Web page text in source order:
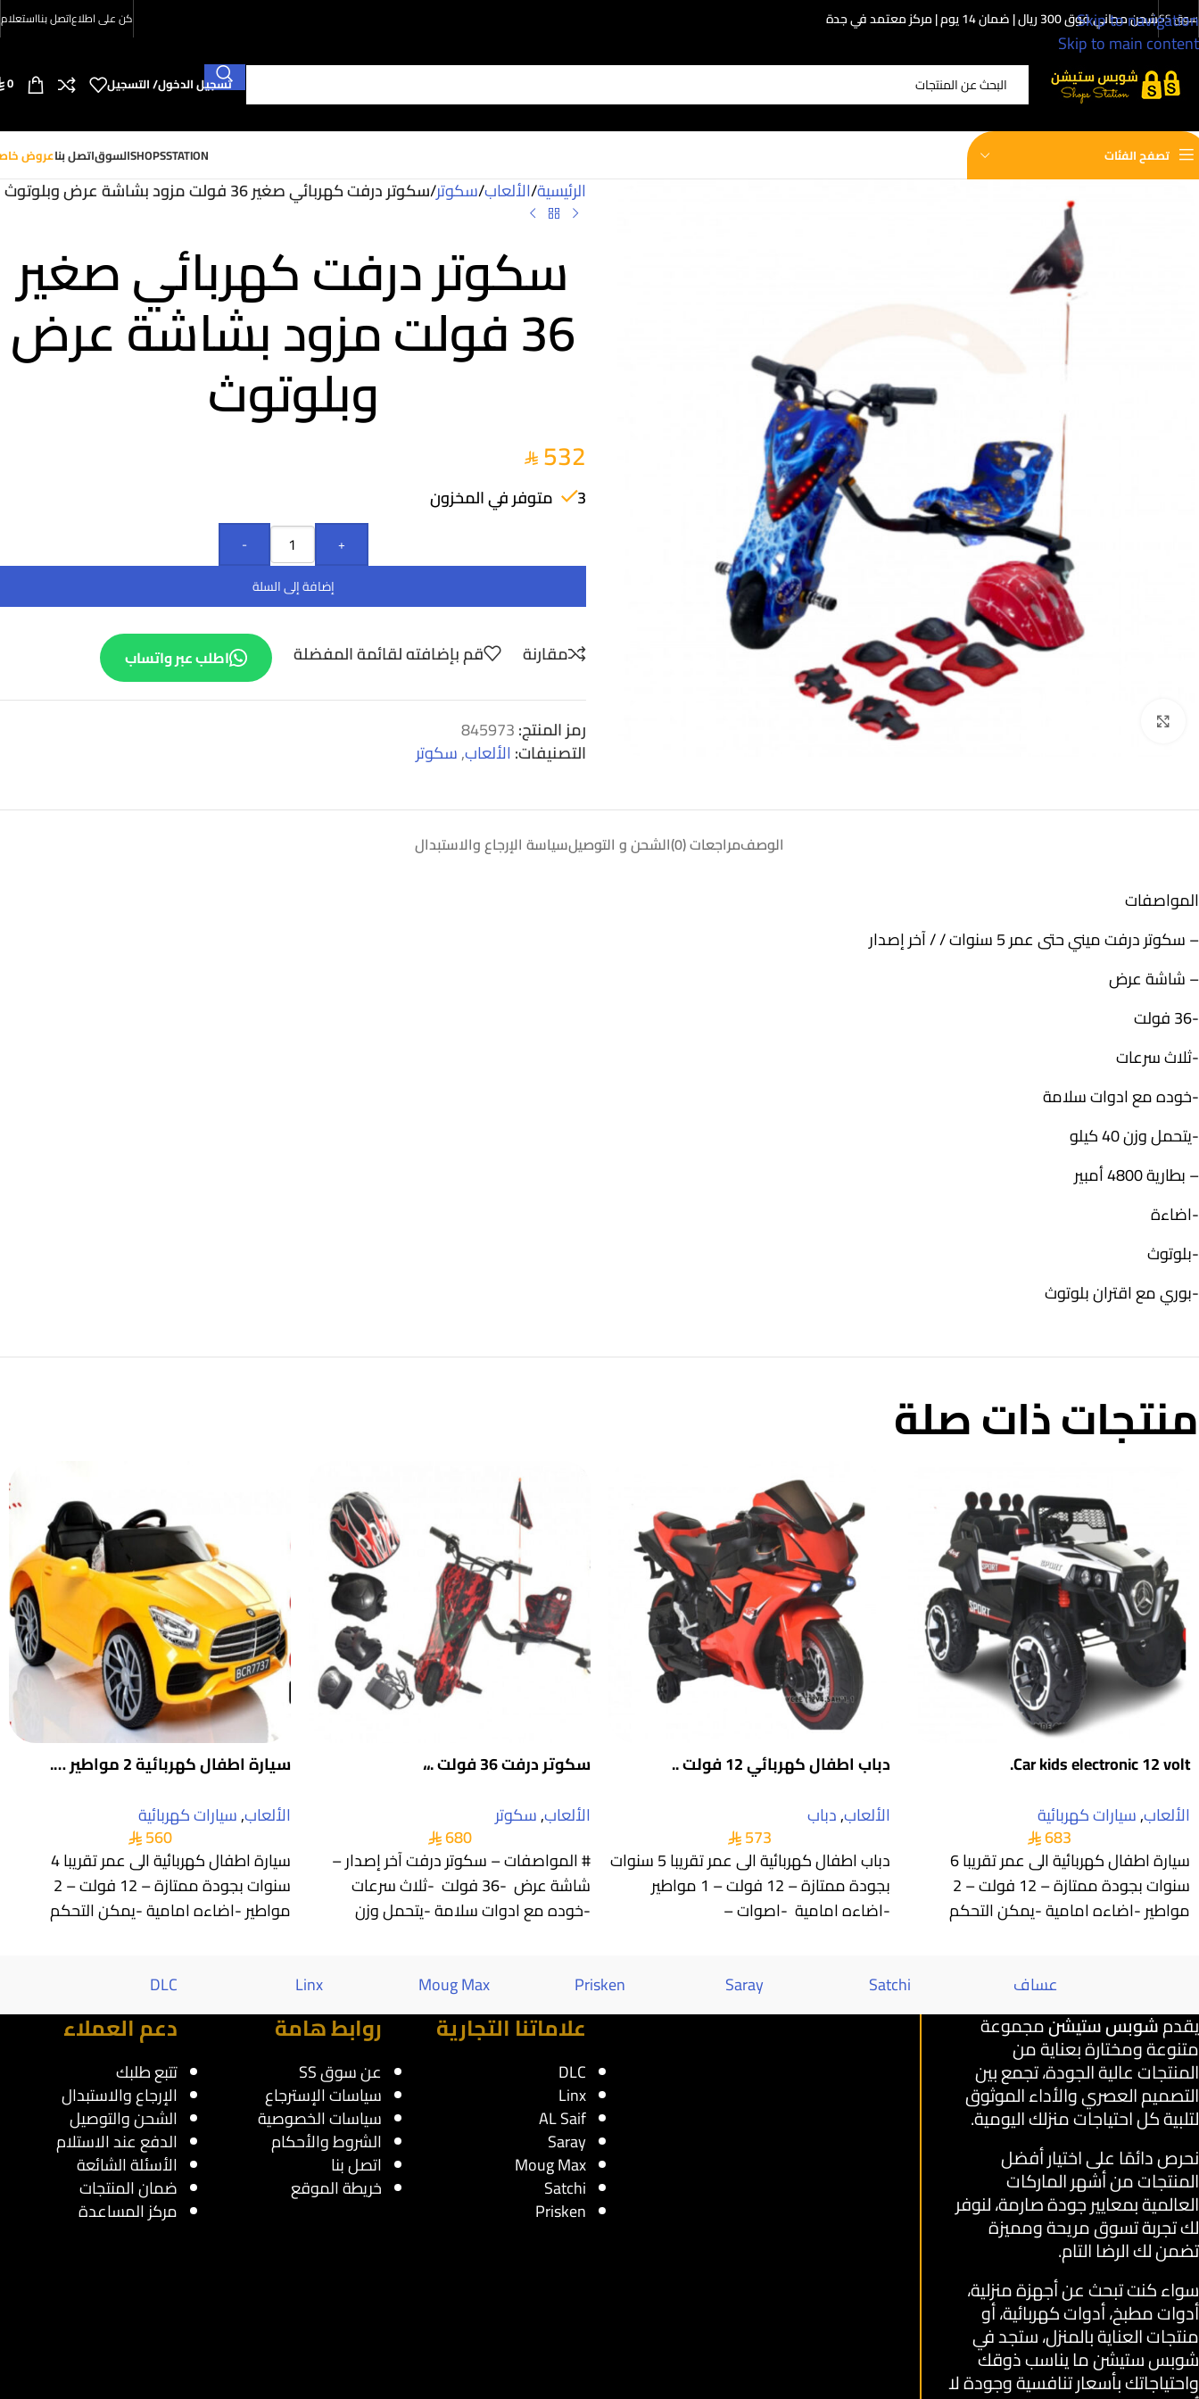
Skip to navigation
Skip to main content
سوق SS شحن مجاني فوق 300 ريال | ضمان 14 يوم | مركز معتمد في جدة كن على اطلاعاتصل بنااستعلام
تسجيل الدخول/ التسجيل 0
تصفح الفئات SHOPSSTATIONالسوقاتصل بناعروض
الرئيسية/الألعاب/سكوتر/سكوتر درفت كهربائي صغير 36 فولت مزود بشاشة عرض وبلوتوث
سكوتر درفت كهربائي صغير
36 فولت مزود بشاشة عرض
وبلوتوث
532
3 متوفر في المخزون
-
+
إضافة إلى السلة
مقارنة قم بإضافته لقائمة المفضلة اطلب عبر واتساب
رمز المنتج:845973
التصنيفات: الألعاب,سكوتر
الوصفمراجعات (0) الشحن و التوصيلسياسة الإرجاع والاستبدال
المواصفات
– سكوتر درفت ميني حتى عمر 5 سنوات / / آخر إصدار
– شاشة عرض
-36 فولت
-ثلاث سرعات
-خوده مع ادوات سلامة
-يتحمل وزن 40 كيلو
– بطارية 4800 أمبير
-اضاءة
-بلوتوث
-بوري مع اقتران بلوتوث
منتجات ذات صلة
Car kids electronic 12 volt.
الألعاب,سيارات كهربائية
683
سيارة اطفال كهربائية الى عمر تقريبا 6
سنوات بجودة ممتازة – 12 فولت – 2
مواطير -اضاءه امامية -يمكن التحكم
دباب اطفال كهربائي 12 فولت ..
الألعاب,دباب
573
دباب اطفال كهربائية الى عمر تقريبا 5 سنوات
بجودة ممتازة – 12 فولت – 1 مواطير
-اضاءه امامية -اصوات –
سكوتر درفت 36 فولت .،،
الألعاب,سكوتر
680
# المواصفات – سكوتر درفت آخر إصدار –
شاشة عرض -36 فولت -ثلاث سرعات
-خوده مع ادوات سلامة -يتحمل وزن
سيارة اطفال كهربائية 2 مواطير ….
الألعاب,سيارات كهربائية
560
سيارة اطفال كهربائية الى عمر تقريبا 4
سنوات بجودة ممتازة – 12 فولت – 2
مواطير -اضاءه امامية -يمكن التحكم
عساف Satchi
Saray
Prisken
Moug Max
Linx
DLC
يقدمشوبس ستيشنمجموعة
متنوعة ومختارة بعناية من
المنتجات عالية الجودة، تجمع بين
التصميم العصري والأداء الموثوق
لتلبية كل احتياجات منزلك اليومية.
نحرص دائمًا على اختيار أفضل
المنتجات من أشهر الماركات
العالمية بمعايير جودة صارمة، لنوفر
لك تجربة تسوق مريحة ومميزة
تضمن لك الرضا التام.
سواء كنت تبحث عن أجهزة منزلية،
أدوات مطبخ، أدوات كهربائية، أو
منتجات العناية بالمنزل، ستجد في
شوبس ستيشن ما يناسب ذوقك
واحتياجاتك بأسعار تنافسية وجودة لا
علاماتنا التجارية
DLC
Linx
AL Saif
Saray
Moug Max
Satchi
Prisken
روابط هامة
عن سوق SS
سياسات الإسترجاع
سياسات الخصوصية
الشروط والأحكام
اتصل بنا
خريطة الموقع
دعم العملاء
تتبع طلبك
الإرجاع والاستبدال
الشحن والتوصيل
الدفع عند الاستلام
الأسئلة الشائعة
ضمان المنتجات
مركز المساعدة